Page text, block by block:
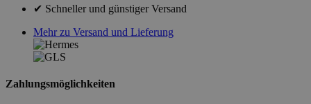
✔ Schneller und günstiger Versand
Mehr zu Versand und Lieferung
Zahlungsmöglichkeiten